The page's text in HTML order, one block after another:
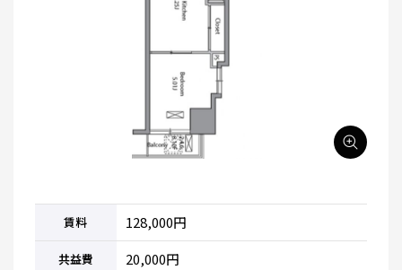
賃料 128,000円
共益費 20,000円